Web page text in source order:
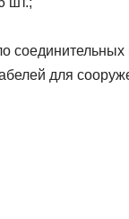
соединительных
для